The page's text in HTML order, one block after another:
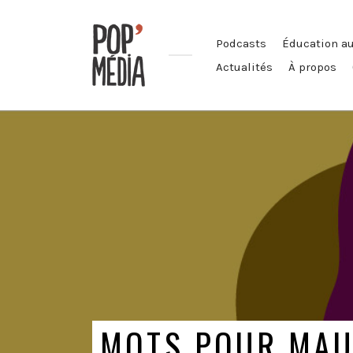
nos
Podcasts Éducation
Actualités
À propos